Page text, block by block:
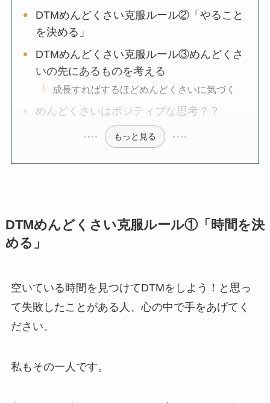
DTMめんどくさい克服ルール②「やること
を決める」
DTMめんどくさい克服ルール③めんどくさ
いの先にあるものを考える
成長すればするほどめんどくさいに気づく
めんどくさいはポジティブな思考？？
もっと見る
DTMめんどくさい克服ルール①「時間を決
める」
空いている時間を見つけてDTMをしよう！と思っ
て失敗したことがある人、心の中で手をあげてく
ださい。
私もその一人です。